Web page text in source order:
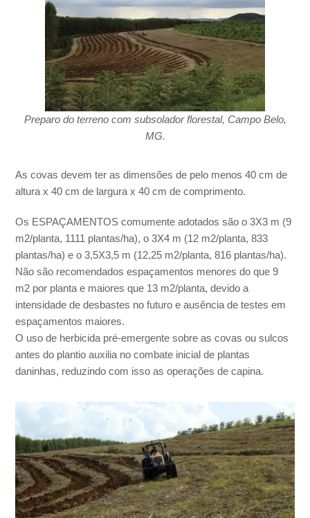
Preparo do terreno com subsolador florestal, Campo Belo,
MG.
As covas devem ter as dimensões de pelo menos 40 cm de
altura x 40 cm de largura x 40 cm de comprimento.
Os ESPAÇAMENTOS comumente adotados são o3X3 m (9
m2/planta, 1111 plantas/ha), o3X4 m (12 m2/planta, 833
plantas/ha) e o3,5X3,5 m (12,25 m2/planta, 816 plantas/ha).
Não são recomendados espaçamentos menores do que 9
m2 por planta e maiores que 13 m2/planta, devido a
intensidade de desbastes no futuro e ausência de testes em
espaçamentos maiores.
O uso de herbicida pré-emergente sobre as covas ou sulcos
antes do plantio auxilia no combate inicial de plantas
daninhas, reduzindo com isso as operações de capina.